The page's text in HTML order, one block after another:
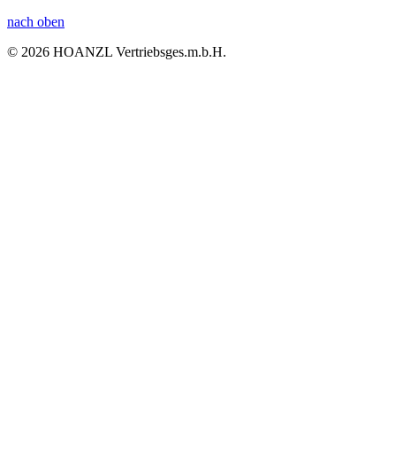
nach oben
© 2026 HOANZL Vertriebsges.m.b.H.